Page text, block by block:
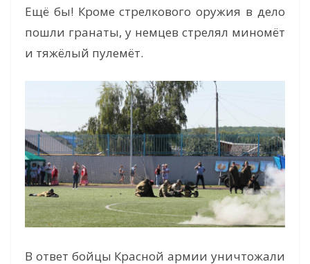
Ещё бы! Кроме стрелкового оружия в дело
пошли гранаты, у немцев стрелял миномёт
и тяжёлый пулемёт.
В ответ бойцы Красной армии уничтожали